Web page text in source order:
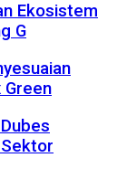
Ekosistem
G
Green